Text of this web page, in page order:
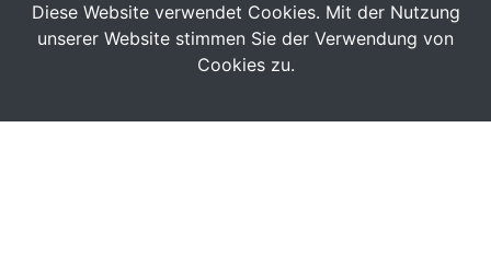
Diese Website verwendet Cookies. Mit der Nutzung
unserer Website stimmen Sie der Verwendung von
Cookies zu.